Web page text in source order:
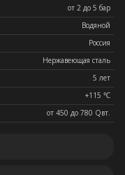
от 2 до 5 бар
Водяной
Россия
Нержавеющая сталь
5 лет
+115 ℃
от 450 до 780 Qвт.